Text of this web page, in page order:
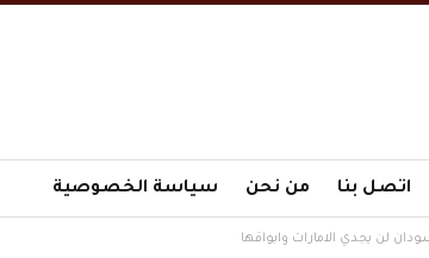
اتصل بنا من نحن سياسة الخصوصية